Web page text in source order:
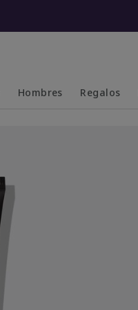
Hombres Regalos